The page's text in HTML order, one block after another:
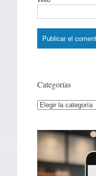
Categorías
Categorías